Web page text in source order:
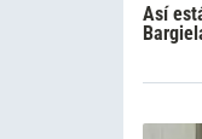
Así